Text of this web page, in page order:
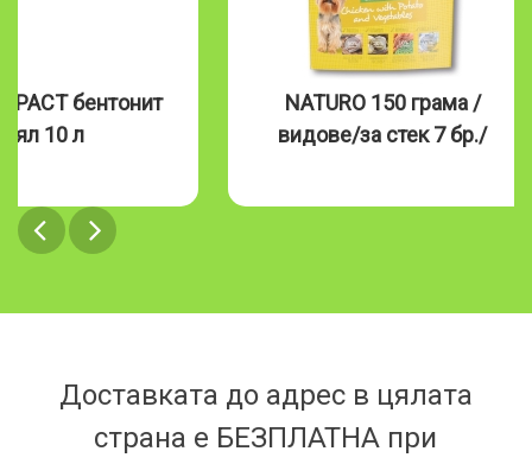
бентонит
бял 10 л
NATURO 150 грама /
видове/за стек 7 бр./
Доставката до адрес в цялата
страна е БЕЗПЛАТНА при